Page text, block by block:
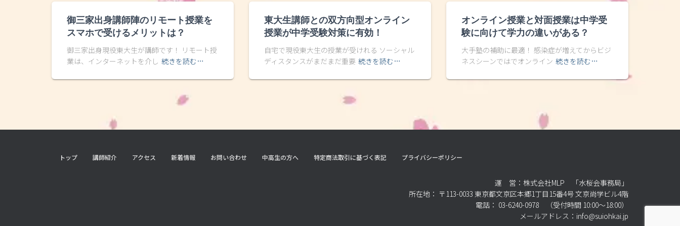
御三家出身講師陣のリモート授業を
スマホで受けるメリットは？
御三家出身現役東大生が講師です！ リモート授
業は、インターネットを介し 続きを読む…
東大生講師との双方向型オンライン
授業が中学受験対策に有効！
自宅で現役東大生の授業が受けれる ソーシャル
ディスタンスがまだまだ重要 続きを読む…
オンライン授業と対面授業は中学受
験に向けて学力の違いがある？
大手塾の補助に最適！ 感染症が増えてからビジ
ネスシーンではでオンライン 続きを読む…
トップ 講師紹介 アクセス 新着情報 お問い合わせ 中高生の方へ 特定商法取引に基づく表記 プライバシーポリシー
運 営：株式会社MLP 「水桜会事務局」
所在地： 〒113-0033 東京都文京区本郷1丁目15番4号 文京尚学ビル4階
電話： 03-6240-0978 （受付時間 10:00～18:00）
メールアドレス：info@suiohkai.jp